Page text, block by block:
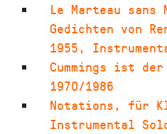
Le Marteau sans
Gedichten von
1955,
Cummings ist
1970/1986
Notations, für
Instrumental